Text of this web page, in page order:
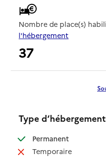
Nombre de place(s)
l'hébergement
37
Type d’hébergement
Permanent: disponible
Temporaire
: non